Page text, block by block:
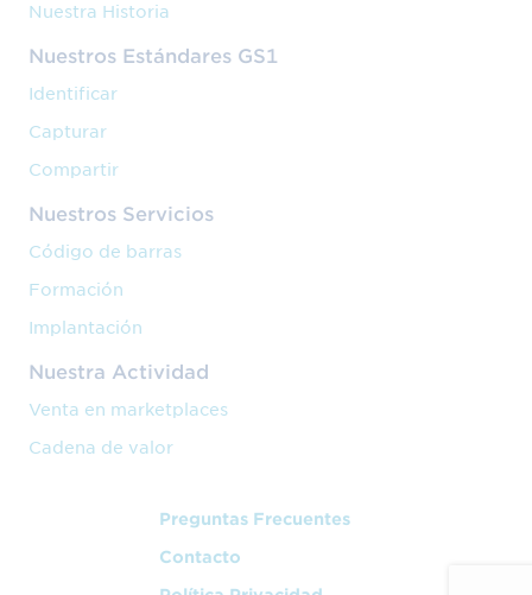
Nuestra Historia
Nuestros Estándares GS1
Identificar
Capturar
Compartir
Nuestros Servicios
Código de barras
Formación
Implantación
Nuestra Actividad
Venta en marketplaces
Cadena de valor
Preguntas Frecuentes
Contacto